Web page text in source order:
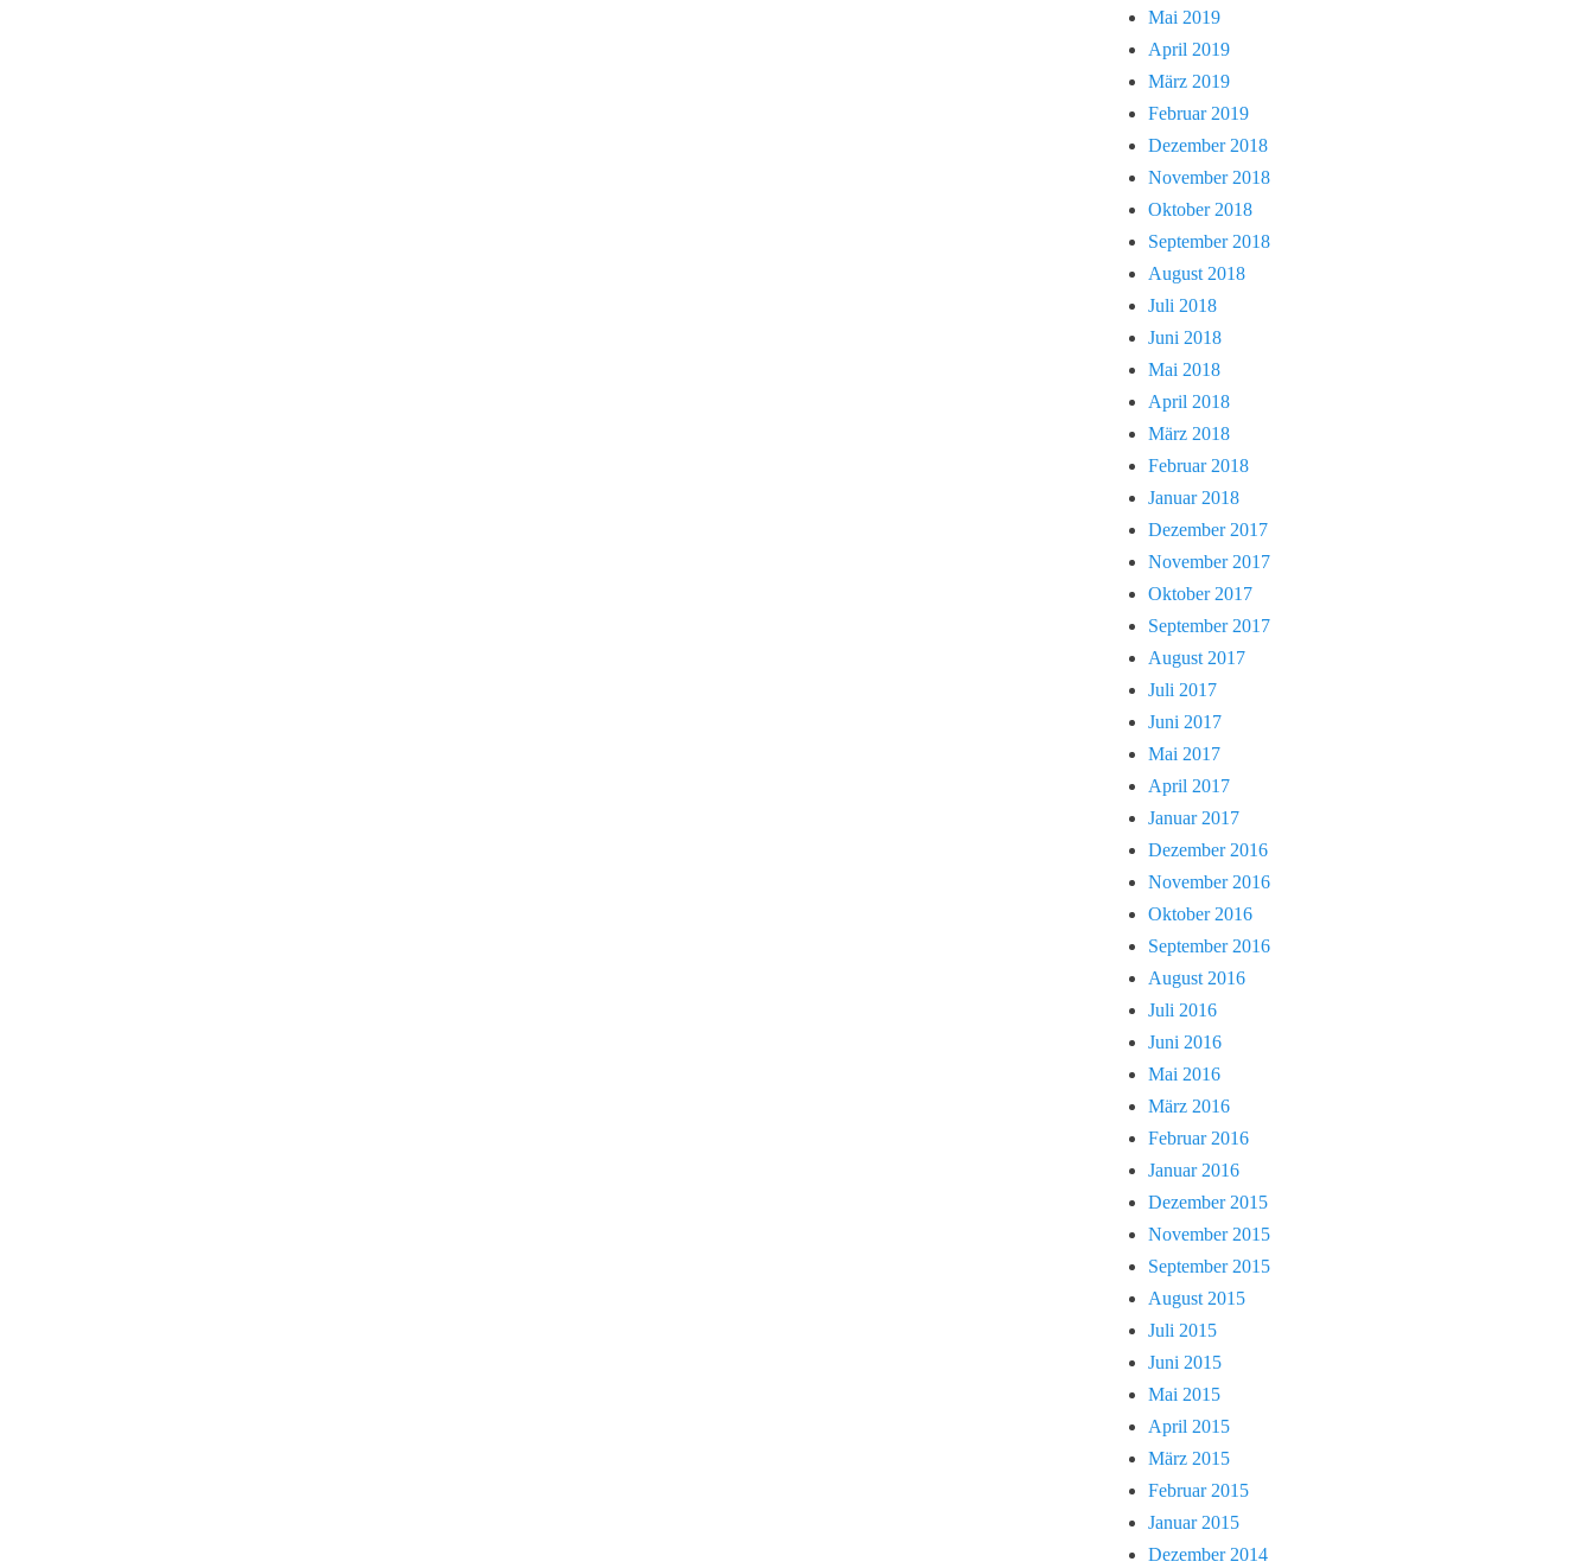
Mai 2019
April 2019
März 2019
Februar 2019
Dezember 2018
November 2018
Oktober 2018
September 2018
August 2018
Juli 2018
Juni 2018
Mai 2018
April 2018
März 2018
Februar 2018
Januar 2018
Dezember 2017
November 2017
Oktober 2017
September 2017
August 2017
Juli 2017
Juni 2017
Mai 2017
April 2017
Januar 2017
Dezember 2016
November 2016
Oktober 2016
September 2016
August 2016
Juli 2016
Juni 2016
Mai 2016
März 2016
Februar 2016
Januar 2016
Dezember 2015
November 2015
September 2015
August 2015
Juli 2015
Juni 2015
Mai 2015
April 2015
März 2015
Februar 2015
Januar 2015
Dezember 2014